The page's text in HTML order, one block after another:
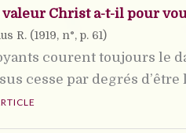
Christ a-t-il pour
R. (1919, n°, p. 61)
courent toujours le
cesse par degrés